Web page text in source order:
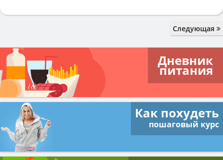
Следующая
Дневник
питания
Как похудеть
пошаговый курс